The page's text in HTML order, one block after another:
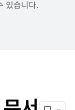
있습니다.